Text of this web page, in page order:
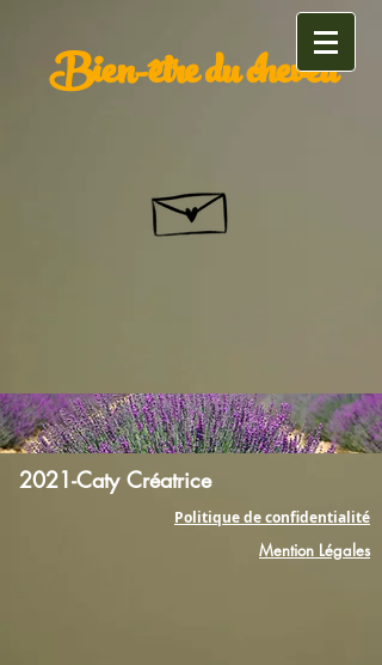
Bien-être du cheveu
2021-Caty Créatrice
Politique de confidentialité
Mention Légales